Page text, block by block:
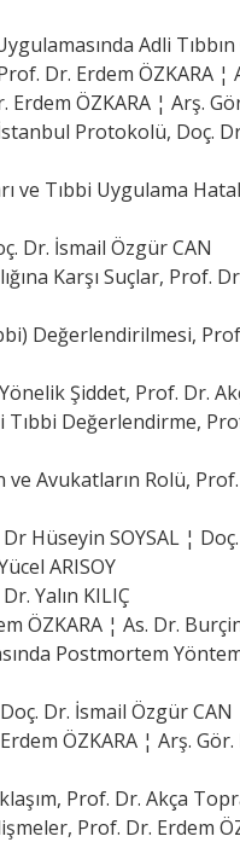
Adli
Dr. Erdem ÖZKARA ¦
ÖZKARA ¦ Arş.
Protokolü, Doç.
ve Tıbbi Uygulama
Dr. İsmail Özgür CAN
Karşı Suçlar, Prof.
Değerlendirilmesi,
Şiddet, Prof. Dr.
Tıbbi Değerlendirme,
Avukatların Rolü,
Hüseyin SOYSAL ¦
ARISOY
Yalın KILIÇ
ÖZKARA ¦ As. Dr.
Postmortem
Dr. İsmail Özgür CAN
ÖZKARA ¦ Arş.
Prof. Dr. Akça
Prof. Dr. Erdem